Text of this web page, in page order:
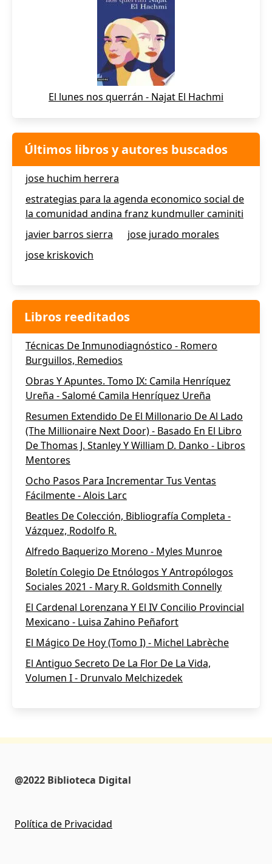
El lunes nos querrán - Najat El Hachmi
Últimos libros y autores buscados
jose huchim herrera
estrategias para la agenda economico social de
la comunidad andina franz kundmuller caminiti
javier barros sierra
jose jurado morales
jose kriskovich
Libros reeditados
Técnicas De Inmunodiagnóstico - Romero
Burguillos, Remedios
Obras Y Apuntes. Tomo IX: Camila Henríquez
Ureña - Salomé Camila Henríquez Ureña
Resumen Extendido De El Millonario De Al Lado
(The Millionaire Next Door) - Basado En El Libro
De Thomas J. Stanley Y William D. Danko - Libros
Mentores
Ocho Pasos Para Incrementar Tus Ventas
Fácilmente - Alois Larc
Beatles De Colección, Bibliografía Completa -
Vázquez, Rodolfo R.
Alfredo Baquerizo Moreno - Myles Munroe
Boletín Colegio De Etnólogos Y Antropólogos
Sociales 2021 - Mary R. Goldsmith Connelly
El Cardenal Lorenzana Y El IV Concilio Provincial
Mexicano - Luisa Zahino Peñafort
El Mágico De Hoy (Tomo I) - Michel Labrèche
El Antiguo Secreto De La Flor De La Vida,
Volumen I - Drunvalo Melchizedek
@2022 Biblioteca Digital
Política de Privacidad